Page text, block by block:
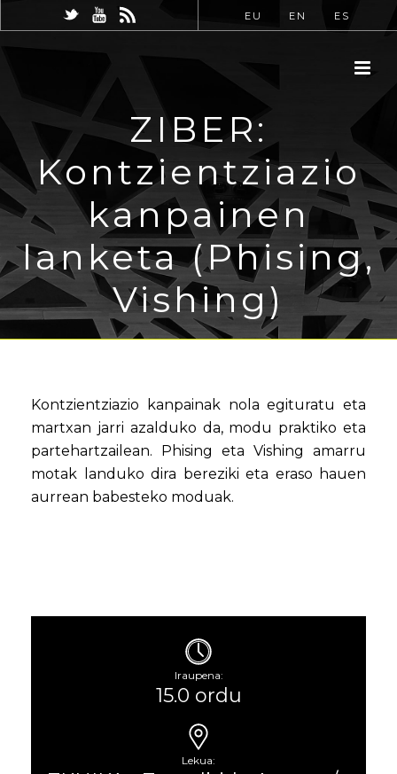
EU EN ES
ZIBER:
Kontzientziazio
kanpainen
lanketa (Phising,
Vishing)
Kontzientziazio kanpainak nola egituratu eta
martxan jarri azalduko da, modu praktiko eta
partehartzailean. Phising eta Vishing amarru
motak landuko dira bereziki eta eraso hauen
aurrean babesteko moduak.
Iraupena:
15.0 ordu
Lekua: